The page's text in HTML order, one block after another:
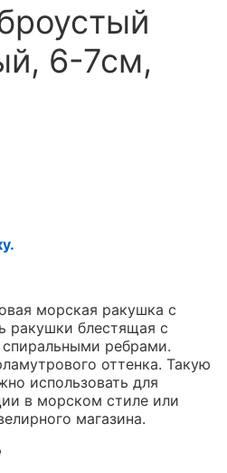
6-7см,
морская ракушка с
ракушки блестящая с
ребрами.
оттенка. Такую
использовать для
в морском стиле или
магазина.